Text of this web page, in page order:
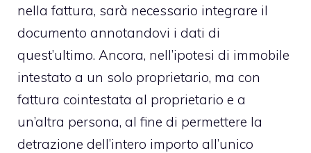
nella fattura, sarà necessario integrare il
documento annotandovi i dati di
quest’ultimo. Ancora, nell’ipotesi di immobile
intestato a un solo proprietario, ma con
fattura cointestata al proprietario e a
un’altra persona, al fine di permettere la
detrazione dell’intero importo all’unico